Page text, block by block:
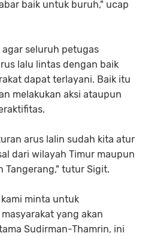
baik untuk buruh," ucap
agar seluruh petugas
lalu lintas dengan baik
dapat terlayani. Baik itu
melakukan aksi ataupun
arus lalin sudah kita atur
dari wilayah Timur maupun
Tangerang," tutur Sigit.
minta untuk
yang akan
Sudirman-Thamrin, ini